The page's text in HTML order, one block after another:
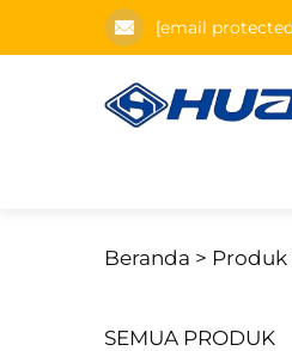
[email
Beranda > Produk
SEMUA PRODUK